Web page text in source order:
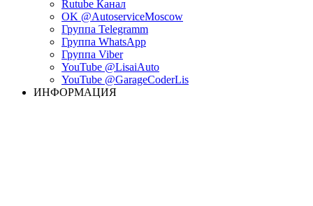
Rutube Канал
OK @AutoserviceMoscow
Группа Telegramm
Группа WhatsApp
Группа Viber
YouTube @LisaiAuto
YouTube @GarageCoderLis
ИНФОРМАЦИЯ